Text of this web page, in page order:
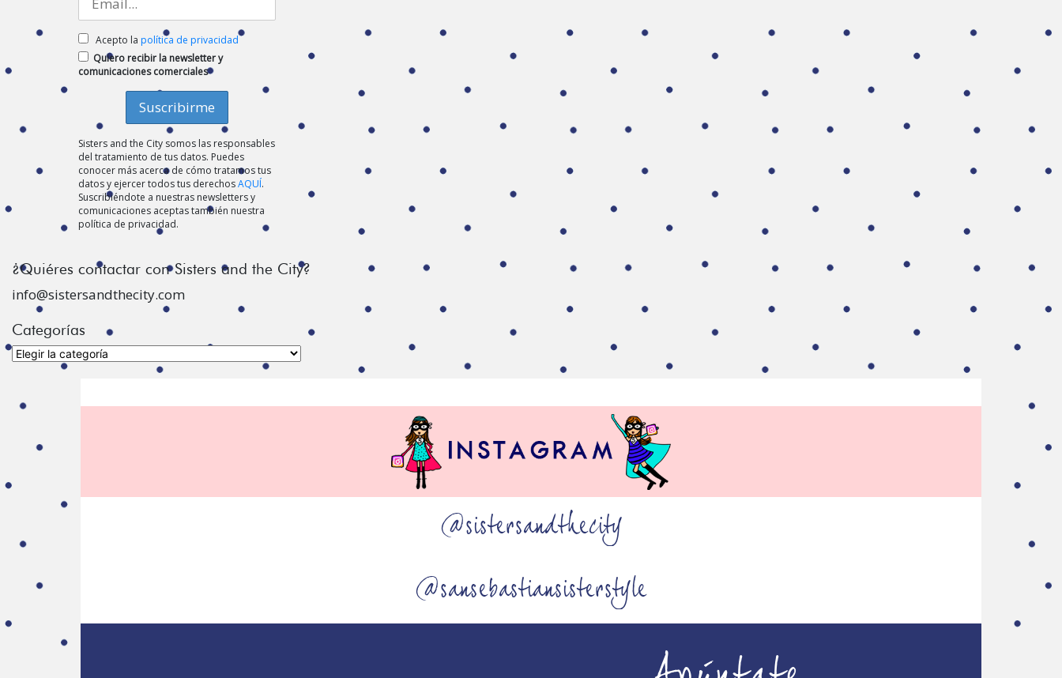
Acepto la política de privacidad
Quiero recibir la newsletter y
comunicaciones comerciales
Sisters and the City somos las responsables
del tratamiento de tus datos. Puedes
conocer más acerca de cómo tratamos tus
datos y ejercer todos tus derechosAQUÍ.
Suscribiéndote a nuestras newsletters y
comunicaciones aceptas también nuestra
política de privacidad.
¿Quiéres contactar con Sisters and the City?
info@sistersandthecity.com
Categorías
Categorías
@sistersandthecity
@sansebastiansisterstyle